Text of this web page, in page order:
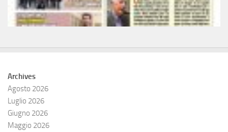
Archives
Agosto 2026
Luglio 2026
Giugno 2026
Maggio 2026